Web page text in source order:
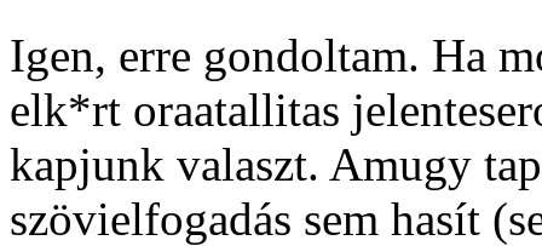
Igen, erre gondoltam. Ha
elk*rt oraatallitas
kapjunk valaszt. Amugy
szövielfogadás sem hasít